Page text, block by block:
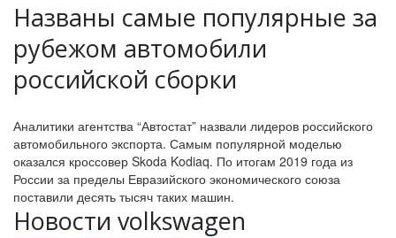
Названы самые популярные за
рубежом автомобили
российской сборки
Аналитики агентства “Автостат” назвали лидеров российского
автомобильного экспорта. Самым популярной моделью
оказался кроссовер Skoda Kodiaq. По итогам 2019 года из
России за пределы Евразийского экономического союза
поставили десять тысяч таких машин.
Новости volkswagen